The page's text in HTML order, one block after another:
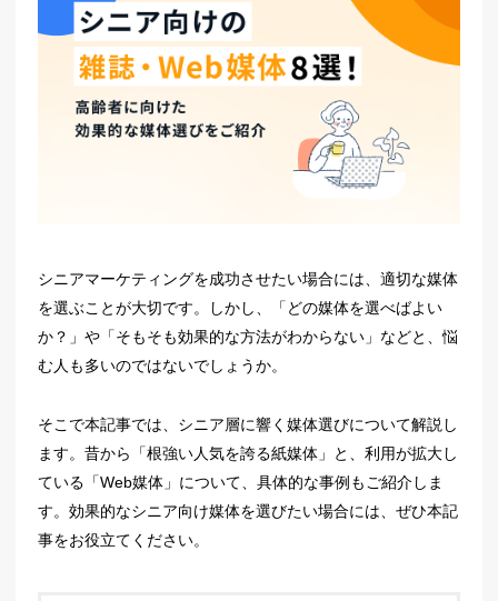
シニアマーケティングを成功させたい場合には、適切な媒体
を選ぶことが大切です。しかし、「どの媒体を選べばよい
か？」や「そもそも効果的な方法がわからない」などと、悩
む人も多いのではないでしょうか。
そこで本記事では、シニア層に響く媒体選びについて解説し
ます。昔から「根強い人気を誇る紙媒体」と、利用が拡大し
ている「Web媒体」について、具体的な事例もご紹介しま
す。効果的なシニア向け媒体を選びたい場合には、ぜひ本記
事をお役立てください。